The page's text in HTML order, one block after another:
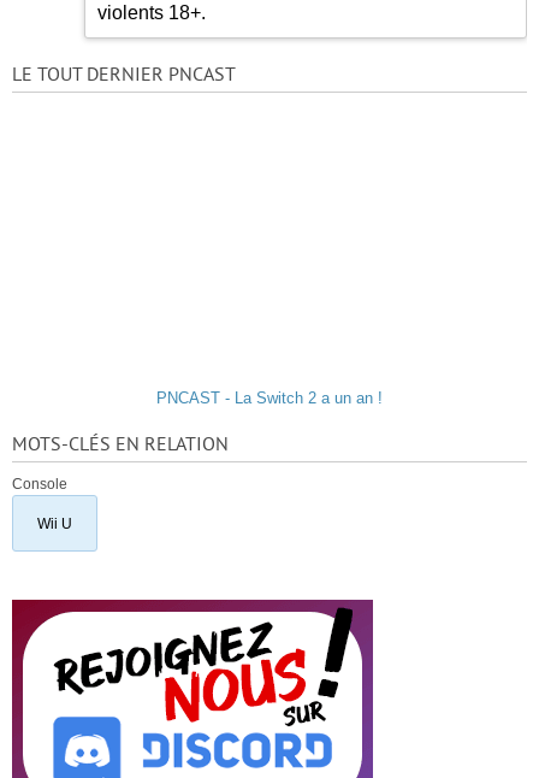
violents 18+.
LE TOUT DERNIER PNCAST
PNCAST - La Switch 2 a un an !
MOTS-CLÉS EN RELATION
Console
Wii U